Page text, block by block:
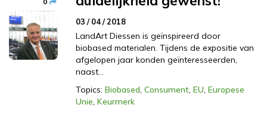
03 / 04 / 2018
LandArt Diessen is geïnspireerd door
biobased materialen. Tijdens de expositie van
afgelopen jaar konden geïnteresseerden,
naast…
Topics: Biobased, Consument, EU, Europese
Unie, Keurmerk